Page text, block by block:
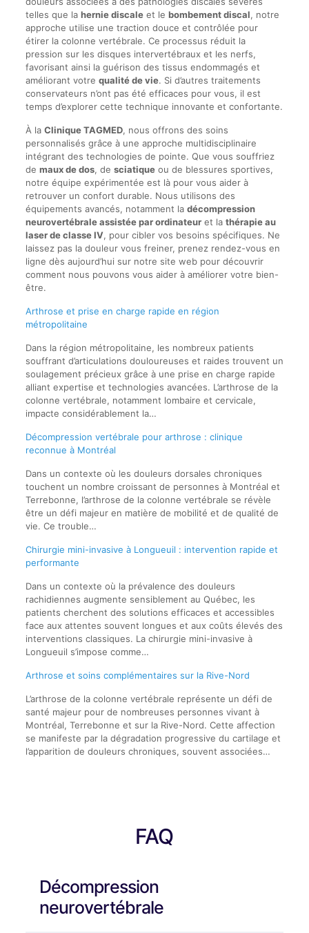
telles que la hernie discaleet le bombement discal, notre
approche utilise une traction douce et contrôlée pour
étirer la colonne vertébrale. Ce processus réduit la
pression sur les disques intervertébraux et les nerfs,
favorisant ainsi la guérison des tissus endommagés et
améliorant votre qualité de vie. Si d’autres traitements
conservateurs n’ont pas été efficaces pour vous, il est
temps d’explorer cette technique innovante et confortante.
À la Clinique TAGMED, nous offrons des soins
personnalisés grâce à une approche multidisciplinaire
intégrant des technologies de pointe. Que vous souffriez
de maux de dos, de sciatiqueou de blessures sportives,
notre équipe expérimentée est là pour vous aider à
retrouver un confort durable. Nous utilisons des
équipements avancés, notamment la décompression
neurovertébrale assistée par ordinateuret la thérapie au
laser de classe IV, pour cibler vos besoins spécifiques. Ne
laissez pas la douleur vous freiner, prenez rendez-vous en
ligne dès aujourd’hui sur notre site web pour découvrir
comment nous pouvons vous aider à améliorer votre bien-
être.
Arthrose et prise en charge rapide en région
métropolitaine
Dans la région métropolitaine, les nombreux patients
souffrant d’articulations douloureuses et raides trouvent un
soulagement précieux grâce à une prise en charge rapide
alliant expertise et technologies avancées. L’arthrose de la
colonne vertébrale, notamment lombaire et cervicale,
impacte considérablement la…
Décompression vertébrale pour arthrose : clinique
reconnue à Montréal
Dans un contexte où les douleurs dorsales chroniques
touchent un nombre croissant de personnes à Montréal et
Terrebonne, l’arthrose de la colonne vertébrale se révèle
être un défi majeur en matière de mobilité et de qualité de
vie. Ce trouble…
Chirurgie mini-invasive à Longueuil : intervention rapide et
performante
Dans un contexte où la prévalence des douleurs
rachidiennes augmente sensiblement au Québec, les
patients cherchent des solutions efficaces et accessibles
face aux attentes souvent longues et aux coûts élevés des
interventions classiques. La chirurgie mini-invasive à
Longueuil s’impose comme…
Arthrose et soins complémentaires sur la Rive-Nord
L’arthrose de la colonne vertébrale représente un défi de
santé majeur pour de nombreuses personnes vivant à
Montréal, Terrebonne et sur la Rive-Nord. Cette affection
se manifeste par la dégradation progressive du cartilage et
l’apparition de douleurs chroniques, souvent associées…
FAQ
Décompression
neurovertébrale